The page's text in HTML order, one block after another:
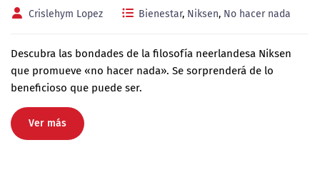
Crislehym Lopez Bienestar, Niksen, No hacer nada
Descubra las bondades de la filosofía neerlandesa Niksen
que promueve «no hacer nada». Se sorprenderá de lo
beneficioso que puede ser.
Ver más